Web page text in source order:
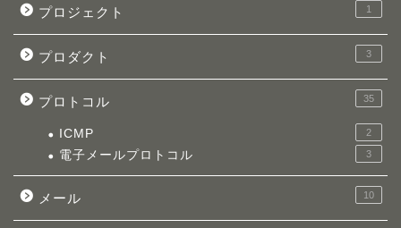
プロジェクト 1
プロダクト 3
プロトコル 35
ICMP 2
電子メールプロトコル 3
メール 10